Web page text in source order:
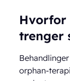
Hvorfor
trenger
orphan-